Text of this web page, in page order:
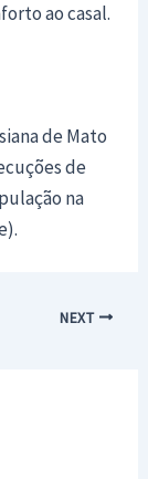
ao casal.
de Mato
de
na
NEXT